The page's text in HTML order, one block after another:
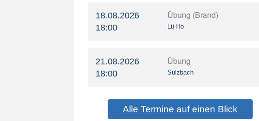
18.08.2026
18:00
Übung (Brand)
Lü-Ho
21.08.2026
18:00
Übung
Sulzbach
Alle Termine auf einen Blick